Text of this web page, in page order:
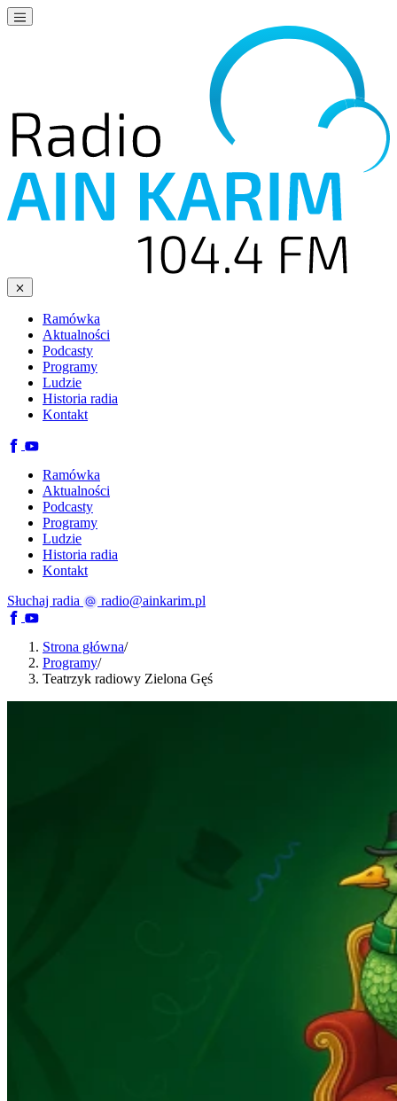
Ramówka
Aktualności
Podcasty
Programy
Ludzie
Historia radia
Kontakt
Ramówka
Aktualności
Podcasty
Programy
Ludzie
Historia radia
Kontakt
Słuchaj radia
radio@ainkarim.pl
Strona główna/
Programy/
Teatrzyk radiowy Zielona Gęś